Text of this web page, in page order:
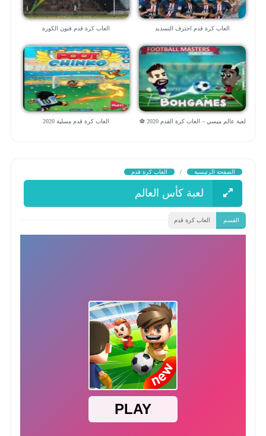
العاب كرة قدم احترف التسديد العاب كرة قدم فنون الكورة
لعبة عالم ميسي – العاب كرة القدم 2020 ⚽
العاب كرة قدم مسلية 2020
الصفحة الرئيسية / العاب كرة قدم
لعبة كأس العالم
القسم العاب كرة قدم